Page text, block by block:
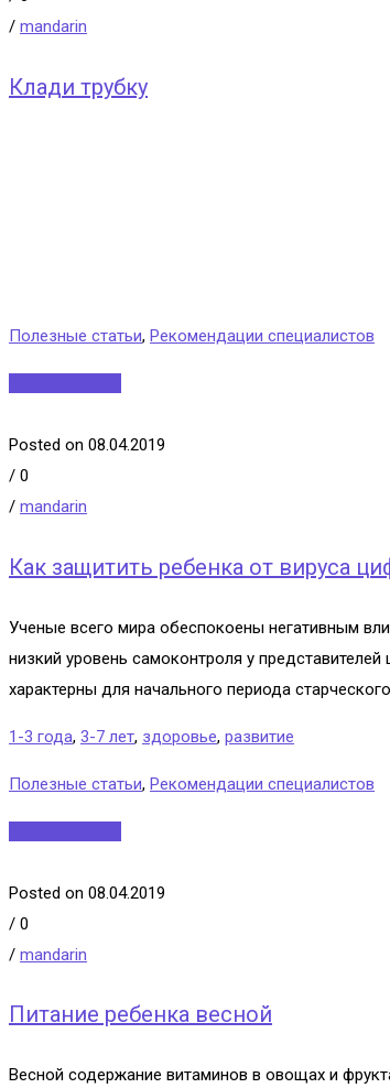
/ mandarin
Клади трубку
Полезные статьи, Рекомендации специалистов
Posted on 08.04.2019
/ 0
/ mandarin
Как защитить ребенка от вируса
Ученые всего мира обеспокоены негативным
низкий уровень самоконтроля у
характерны для начального периода
1-3 года, 3-7 лет, здоровье, развитие
Полезные статьи, Рекомендации специалистов
Posted on 08.04.2019
/ 0
/ mandarin
Питание ребенка весной
Весной содержание витаминов в овощах и